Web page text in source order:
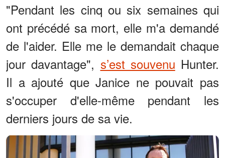
"Pendant les cinq ou six semaines qui
ont précédé sa mort, elle m'a demandé
de l'aider. Elle me le demandait chaque
jour davantage", s’est souvenu Hunter.
Il a ajouté que Janice ne pouvait pas
s'occuper d'elle-même pendant les
derniers jours de sa vie.